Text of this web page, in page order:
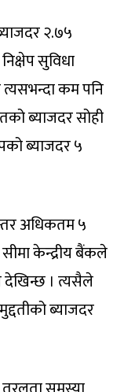
२.७५
सुविधा
कम पनि
ब्याजदर सोही
ब्याजदर ५
अधिकतम ५
केन्द्रीय बैंकले
। त्यसैले
ब्याजदर